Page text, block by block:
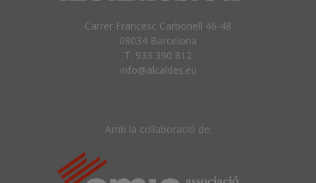
Carrer Francesc Carbonell 46-48
08034 Barcelona
T. 933 390 812
info@alcaldes.eu
Amb la col·laboració de: